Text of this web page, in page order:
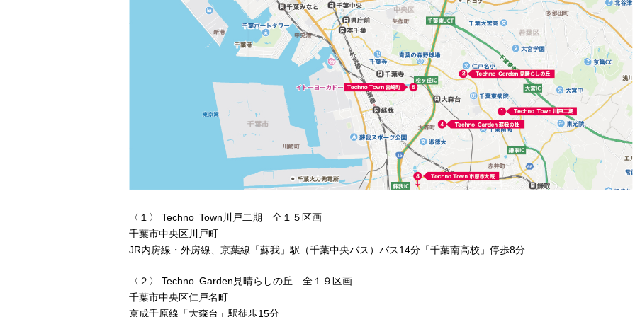
〈１〉 Techno Town 川戸二期 全１５区画
千葉市中央区川戸町
JR内房線・外房線、京葉線「蘇我」駅（千葉中央バス）バス14分「千葉南高校」停歩8分
〈２〉 Techno Garden 見晴らしの丘 全１９区画
千葉市中央区仁戸名町
京成千原線「大森台」駅徒歩15分